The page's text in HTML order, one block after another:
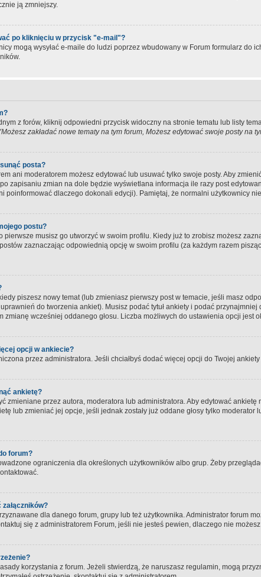
ją zmniejszy.
po kliknięciu w przycisk "e-mail"?
mogą wysyłać e-maile do ludzi poprzez wbudowany w Forum formularz do
z forów, kliknij odpowiedni przycisk widoczny na stronie tematu lub listy
zakładać nowe tematy na tym forum, Możesz edytować swoje posty na
posta?
ani moderatorem możesz edytować lub usuwać tylko swoje posty. Aby
zapisaniu zmian na dole będzie wyświetlana informacja ile razy post
poinformować dlaczego dokonali edycji). Pamiętaj, że normalni użytkownicy
postu?
pierwsze musisz go utworzyć w swoim profilu. Kiedy już to zrobisz możesz
zaznaczając odpowiednią opcję w swoim profilu (za każdym razem
piszesz nowy temat (lub zmieniasz pierwszy post w temacie, jeśli masz
do tworzenia ankiet). Musisz podać tytuł ankiety i podać
zmianę wcześniej oddanego głosu. Liczba możliwych do ustawienia opcji jest
opcji w ankiecie?
przez administratora. Jeśli chciałbyś dodać więcej opcji do Twojej
ankietę?
zmieniane przez autora, moderatora lub administratora. Aby edytować
lub zmieniać jej opcje, jeśli jednak zostały już oddane głosy tylko
forum?
ograniczenia dla określonych użytkowników albo grup. Żeby
dla danego forum, grupy lub też użytkownika. Administrator forum
się z administratorem Forum, jeśli nie jesteś pewien, dlaczego nie
korzystania z forum. Jeżeli stwierdzą, że naruszasz regulamin, mogą